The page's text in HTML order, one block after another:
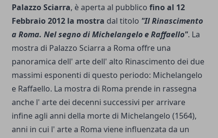
Palazzo Sciarra, è aperta al pubblico fino al 12
Febbraio 2012 la mostra dal titolo "Il Rinascimento
a Roma. Nel segno di Michelangelo e Raffaello". La
mostra di Palazzo Sciarra a Roma offre una
panoramica dell' arte dell' alto Rinascimento dei due
massimi esponenti di questo periodo: Michelangelo
e Raffaello. La mostra di Roma prende in rassegna
anche l' arte dei decenni successivi per arrivare
infine agli anni della morte di Michelangelo (1564),
anni in cui l' arte a Roma viene influenzata da un